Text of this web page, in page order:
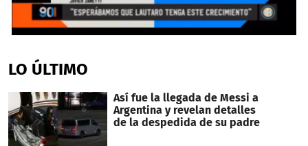
of
1
20
seconds
LO ÚLTIMO
Así fue la llegada de Messi a
Argentina y revelan detalles
de la despedida de su padre